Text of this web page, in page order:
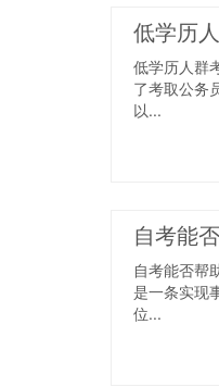
低学历
低学历人群
了考取公务
以...
自考能
自考能否帮
是一条实现
位...